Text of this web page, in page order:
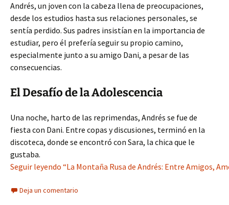
Andrés, un joven con la cabeza llena de preocupaciones,
desde los estudios hasta sus relaciones personales, se
sentía perdido. Sus padres insistían en la importancia de
estudiar, pero él prefería seguir su propio camino,
especialmente junto a su amigo Dani, a pesar de las
consecuencias.
El Desafío de la Adolescencia
Una noche, harto de las reprimendas, Andrés se fue de
fiesta con Dani. Entre copas y discusiones, terminó en la
discoteca, donde se encontró con Sara, la chica que le
gustaba.
Seguir leyendo “La Montaña Rusa de Andrés: Entre Amigos,
Deja un comentario